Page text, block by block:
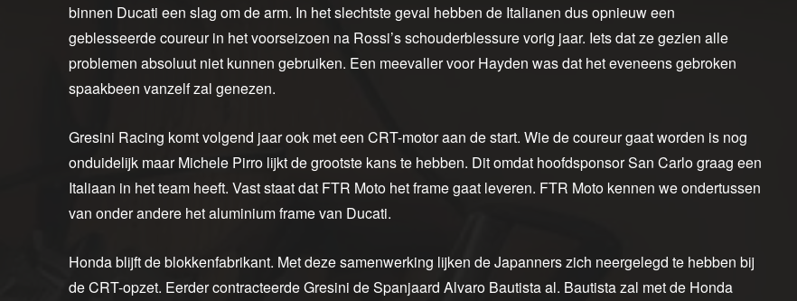
binnen Ducati een slag om de arm. In het slechtste geval hebben de Italianen dus opnieuw een
geblesseerde coureur in het voorseizoen na Rossi’s schouderblessure vorig jaar. Iets dat ze gezien alle
problemen absoluut niet kunnen gebruiken. Een meevaller voor Hayden was dat het eveneens gebroken
spaakbeen vanzelf zal genezen.
Gresini Racing komt volgend jaar ook met een CRT-motor aan de start. Wie de coureur gaat worden is nog
onduidelijk maar Michele Pirro lijkt de grootste kans te hebben. Dit omdat hoofdsponsor San Carlo graag een
Italiaan in het team heeft. Vast staat dat FTR Moto het frame gaat leveren. FTR Moto kennen we ondertussen
van onder andere het aluminium frame van Ducati.
Honda blijft de blokkenfabrikant. Met deze samenwerking lijken de Japanners zich neergelegd te hebben bij
de CRT-opzet. Eerder contracteerde Gresini de Spanjaard Alvaro Bautista al. Bautista zal met de Honda